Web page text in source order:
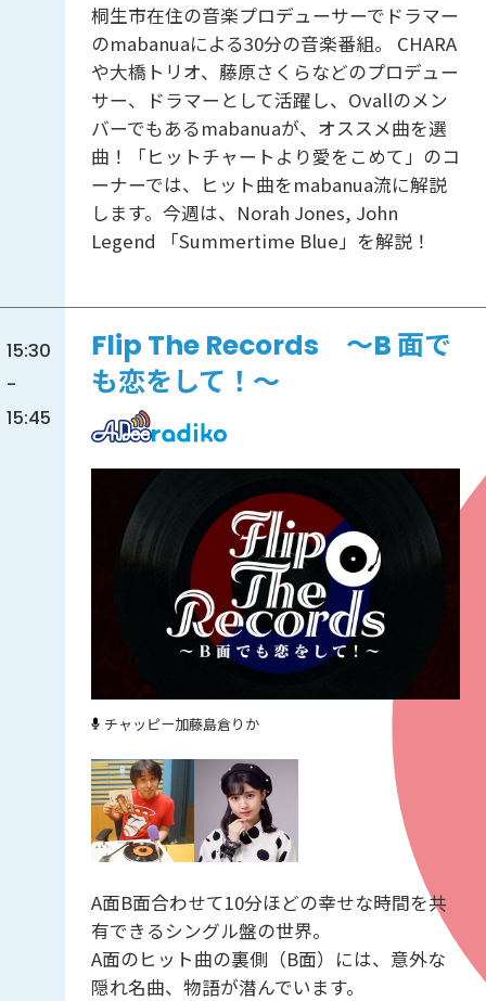
桐生市在住の音楽プロデューサーでドラマー
のmabanuaによる30分の音楽番組。 CHARA
や大橋トリオ、藤原さくらなどのプロデュー
サー、ドラマーとして活躍し、Ovallのメン
バーでもあるmabanuaが、オススメ曲を選
曲！「ヒットチャートより愛をこめて」のコ
ーナーでは、ヒット曲をmabanua流に解説
します。今週は、Norah Jones, John
Legend 「Summertime Blue」を解説！
15:30
-
15:45
Flip The Records ～B 面で
も恋をして！～
チャッピー加藤島倉りか
A面B面合わせて10分ほどの幸せな時間を共
有できるシングル盤の世界。
A面のヒット曲の裏側（B面）には、意外な
隠れ名曲、物語が潜んでいます。